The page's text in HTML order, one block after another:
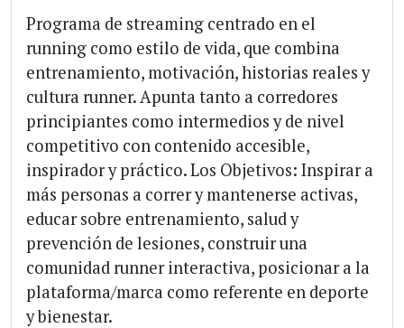
Programa de streaming centrado en el
running como estilo de vida, que combina
entrenamiento, motivación, historias reales y
cultura runner. Apunta tanto a corredores
principiantes como intermedios y de nivel
competitivo con contenido accesible,
inspirador y práctico. Los Objetivos: Inspirar a
más personas a correr y mantenerse activas,
educar sobre entrenamiento, salud y
prevención de lesiones, construir una
comunidad runner interactiva, posicionar a la
plataforma/marca como referente en deporte
y bienestar.